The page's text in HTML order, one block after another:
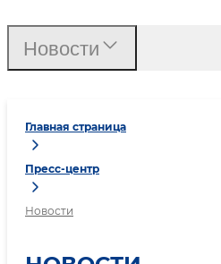
Главная страница
Пресс-центр
Новости
Новости